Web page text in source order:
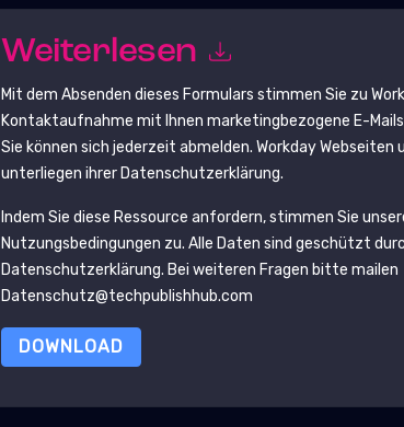
Weiterlesen
Mit dem Absenden dieses Formulars stimmen Sie zu
Kontaktaufnahme mit Ihnen marketingbezogene E-
Sie können sich jederzeit abmelden.WorkdayWebseiten
unterliegen ihrer Datenschutzerklärung.
Indem Sie diese Ressource anfordern, stimmen Sie
Nutzungsbedingungen zu. Alle Daten sind geschützt
Datenschutzerklärung. Bei weiteren Fragen bitte mailen
Datenschutz@techpublishhub.com
DOWNLOAD